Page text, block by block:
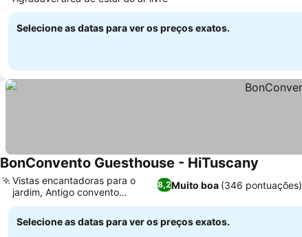
Selecione as datas para ver os preços exatos.
BonConvento Guesthouse - HiTuscany
8,2Muito boa (346 pontuações)
Vistas encantadoras para o
jardim, Antigo convento
histórico
Selecione as datas para ver os preços exatos.